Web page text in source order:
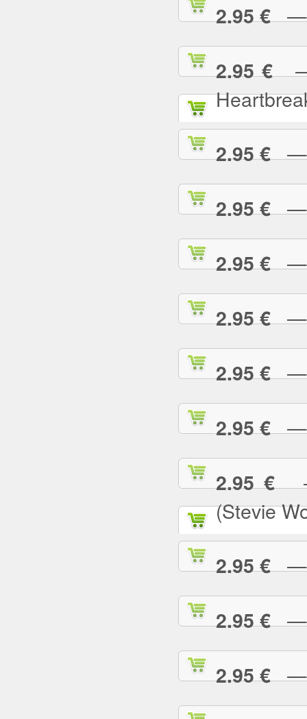
2.95 €—
2.95 €—
2.95 €—
2.95 €—
2.95 €—
2.95 €—
2.95 €—
2.95 €—
2.95 €—
(Stevie
2.95 €—
2.95 €—
2.95 €—